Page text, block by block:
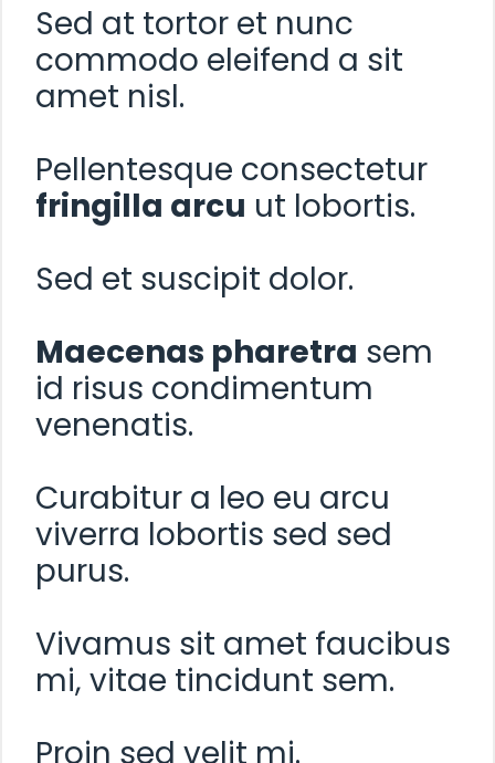
Sed at tortor et nunc
commodo eleifend a sit
amet nisl.
Pellentesque consectetur
fringilla arcu ut lobortis.
Sed et suscipit dolor.
Maecenas pharetra sem
id risus condimentum
venenatis.
Curabitur a leo eu arcu
viverra lobortis sed sed
purus.
Vivamus sit amet faucibus
mi, vitae tincidunt sem.
Proin sed velit mi.